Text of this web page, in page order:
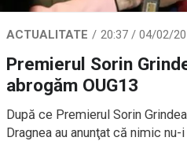
ACTUALITATE 20:37 / 04/02/
Premierul Sorin
abrogăm OUG13
După ce Premierul Sorin
Dragnea au anunţat că nimic